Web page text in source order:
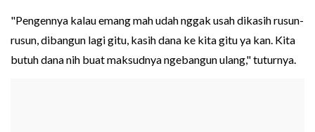
"Pengennya kalau emang mah udah nggak usah dikasih rusun-
rusun, dibangun lagi gitu, kasih dana ke kita gitu ya kan. Kita
butuh dana nih buat maksudnya ngebangun ulang," tuturnya.